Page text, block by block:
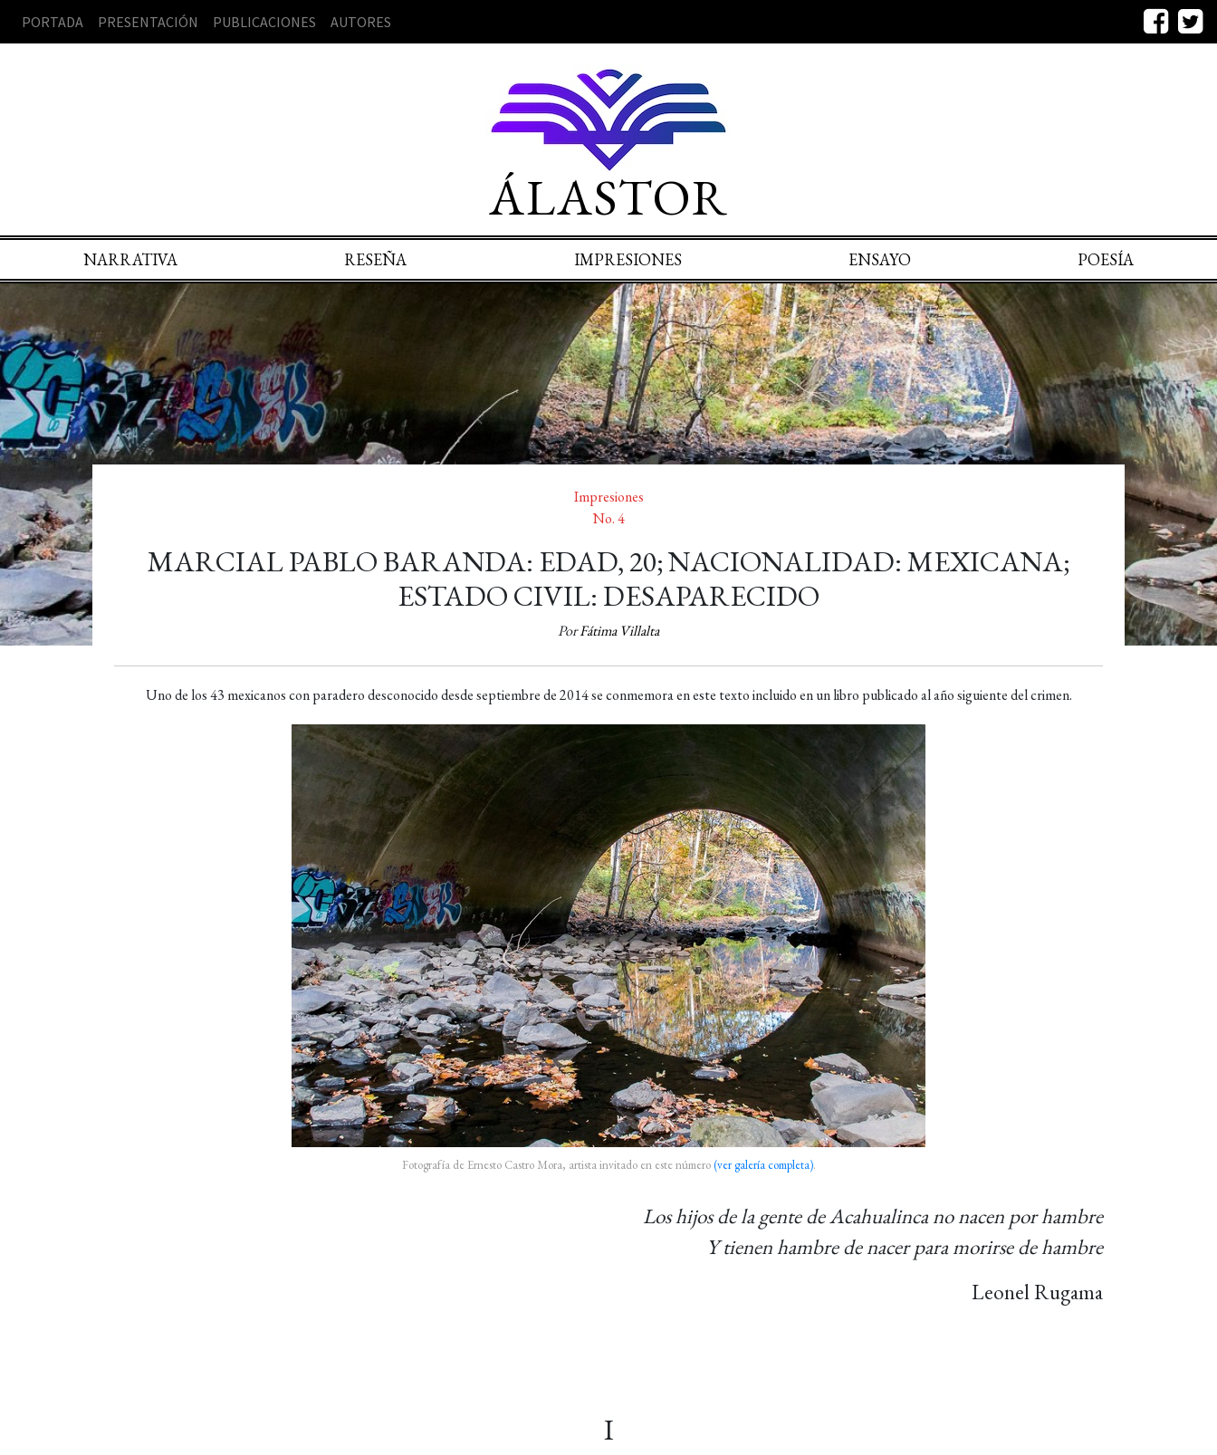
PORTADA PRESENTACIÓN PUBLICACIONES AUTORES
ÁLASTOR
NARRATIVA RESEÑA IMPRESIONES ENSAYO POESÍA
Impresiones
No. 4
MARCIAL PABLO BARANDA: EDAD, 20; NACIONALIDAD: MEXICANA;
ESTADO CIVIL: DESAPARECIDO
PorFátima Villalta
Uno de los 43 mexicanos con paradero desconocido desde septiembre de 2014 se conmemora en este texto incluido en un libro publicado al año siguiente del crimen.
Fotografía de Ernesto Castro Mora, artista invitado en este número(ver galería completa).
Los hijos de la gente de Acahualinca no nacen por hambre
Y tienen hambre de nacer para morirse de hambre
Leonel Rugama
I